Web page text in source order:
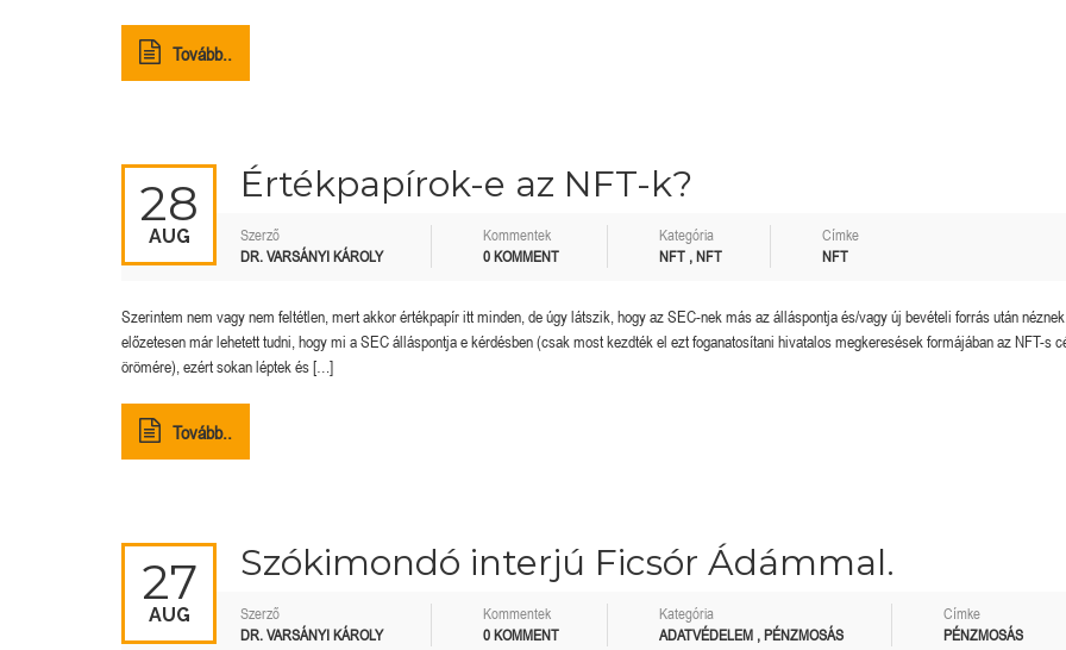
Tovább..
28
AUG
Értékpapírok-e az NFT-k?
Szerző
DR. VARSÁNYI KÁROLY
Kommentek
0 KOMMENT
Kategória
NFT , NFT
Címke
NFT
Szerintem nem vagy nem feltétlen, mert akkor értékpapír itt minden, de úgy látszik, hogy az SEC-nek más az álláspontja és/vagy új bevételi forrás után
előzetesen már lehetett tudni, hogy mi a SEC álláspontja e kérdésben (csak most kezdték el ezt foganatosítani hivatalos megkeresések formájában az NFT-s
örömére), ezért sokan léptek és […]
Tovább..
27
AUG
Szókimondó interjú Ficsór Ádámmal.
Szerző
DR. VARSÁNYI KÁROLY
Kommentek
0 KOMMENT
Kategória
ADATVÉDELEM , PÉNZMOSÁS
Címke
PÉNZMOSÁS